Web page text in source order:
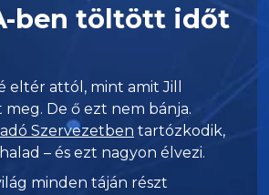
ben töltött időt
eltér attól, mint amit Jill
De ő ezt nem bánja.
Szervezetben tartózkodik,
– és ezt nagyon élvezi.
minden táján részt